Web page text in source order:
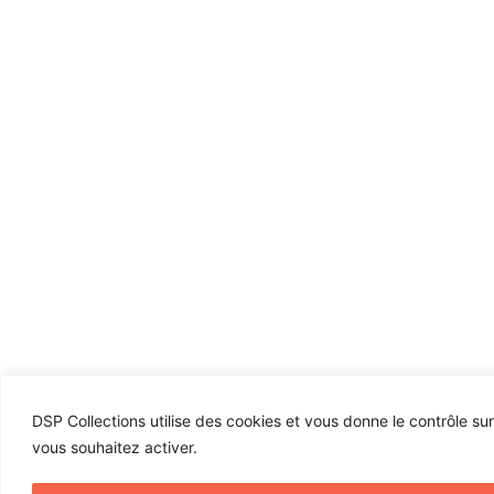
DSP Collections utilise des cookies et vous donne le contrôle
vous souhaitez activer.